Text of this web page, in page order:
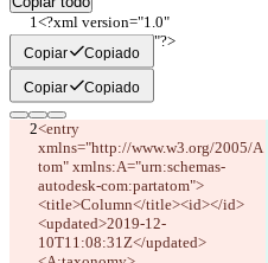
<?xml version="1.0"
encoding="UTF-8"?>
Copiar Copiado
Copiar Copiado
<entry
xmlns="http://www.w3.org/2005/A
tom" xmlns:A="urn:schemas-
autodesk-com:partatom">
<title>Column</title><id></id>
<updated>2019-12-
10T11:08:31Z</updated>
Diferencias guardadas
Texto original